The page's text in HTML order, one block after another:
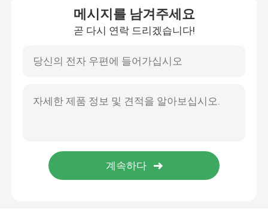
메시지를 남겨주세요
곧 다시 연락 드리겠습니다!